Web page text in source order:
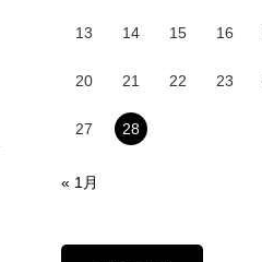
13 14 15 16
20 21 22 23
27 28
« 1月